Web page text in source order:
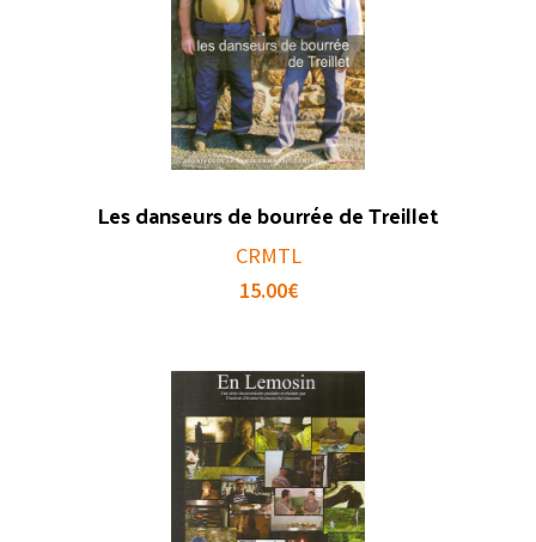
Les danseurs de bourrée de Treillet
CRMTL
15.00€